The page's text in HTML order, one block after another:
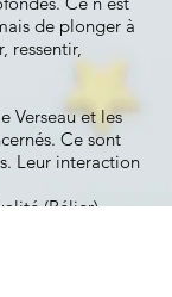
de plonger à
ressentir,
Verseau et les
Ce sont
Leur interaction
(Bélier),